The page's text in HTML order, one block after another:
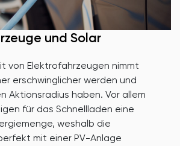
und Solar
von Elektrofahrzeugen nimmt
erschwinglicher werden und
Aktionsradius haben. Vor allem
für das Schnellladen eine
weshalb die
mit einer PV-Anlage